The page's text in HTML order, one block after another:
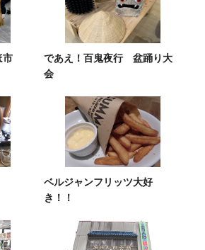
市
であえ！百鬼夜行 盆踊り大
会
ベルジャンフリッツ大好
き！！